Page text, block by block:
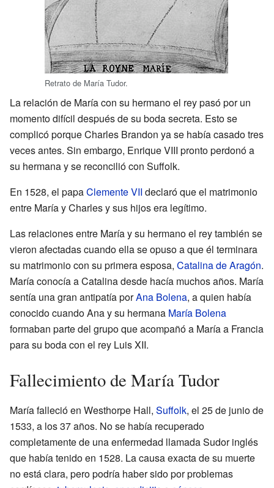
Retrato de María Tudor.
La relación de María con su hermano el rey pasó por un
momento difícil después de su boda secreta. Esto se
complicó porque Charles Brandon ya se había casado tres
veces antes. Sin embargo, Enrique VIII pronto perdonó a
su hermana y se reconcilió con Suffolk.
En 1528, el papaClemente VII declaró que el matrimonio
entre María y Charles y sus hijos era legítimo.
Las relaciones entre María y su hermano el rey también se
vieron afectadas cuando ella se opuso a que él terminara
su matrimonio con su primera esposa, Catalina de Aragón.
María conocía a Catalina desde hacía muchos años. María
sentía una gran antipatía porAna Bolena, a quien había
conocido cuando Ana y su hermana María Bolena
formaban parte del grupo que acompañó a María a Francia
para su boda con el rey Luis XII.
Fallecimiento de María Tudor
María falleció en Westhorpe Hall, Suffolk, el 25 de junio de
1533, a los 37 años. No se había recuperado
completamente de una enfermedad llamada Sudor inglés
que había tenido en 1528. La causa exacta de su muerte
no está clara, pero podría haber sido por problemas